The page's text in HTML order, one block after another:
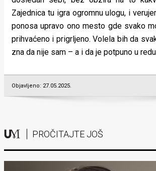
Zajednica tu igra ogromnu ulogu, i
ponosa upravo ono mesto gde svako
prihvaćeno i prigrljeno. Volela bih da
zna da nije sam – a i da je potpuno u
Objavljeno: 27.05.2025.
PROČITAJTE JOŠ